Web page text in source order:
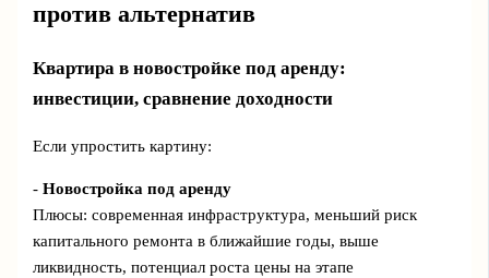
против альтернатив
Квартира в новостройке под аренду:
инвестиции, сравнение доходности
Если упростить картину:
-Новостройка под аренду
Плюсы: современная инфраструктура, меньший риск
капитального ремонта в ближайшие годы, выше
ликвидность, потенциал роста цены на этапе